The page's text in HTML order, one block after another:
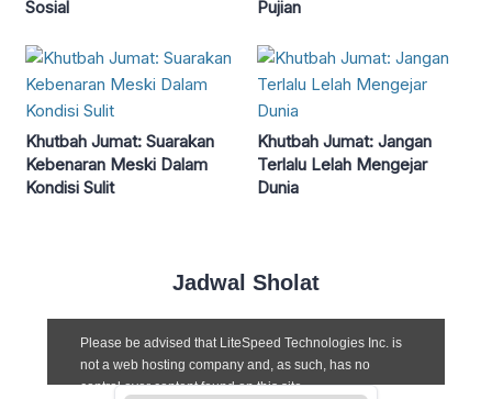
Sosial
Pujian
Khutbah Jumat: Suarakan
Kebenaran Meski Dalam
Kondisi Sulit
Khutbah Jumat: Jangan
Terlalu Lelah Mengejar
Dunia
Jadwal Sholat